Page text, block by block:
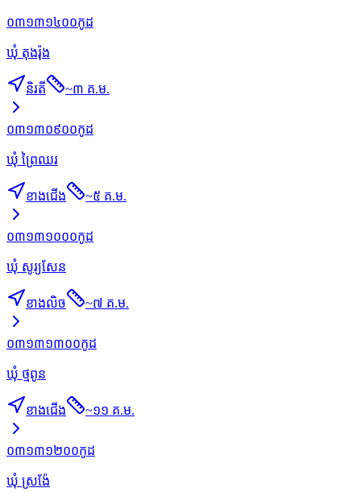
០៣១៣១៤០០កូដ
ឃុំ តុងរ៉ុង
និរតី ~៣ គ.ម.
០៣១៣០៩០០កូដ
ឃុំ ព្រៃឈរ
ខាងជើង ~៥ គ.ម.
០៣១៣១០០០កូដ
ឃុំ សូរ្យសែន
ខាងលិច ~៧ គ.ម.
០៣១៣១៣០០កូដ
ឃុំ ថ្មពូន
ខាងជើង ~១១ គ.ម.
០៣១៣១២០០កូដ
ឃុំ ស្រង៉ែ